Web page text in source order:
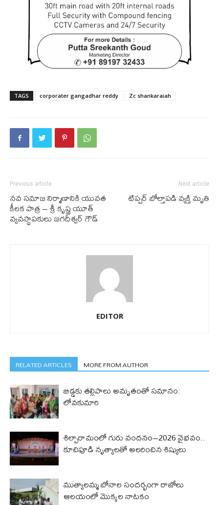
TAGS corporater gangadhar reddy Zc shankaraiah
Previous article
నవ సమాజ నిర్మాణానికి యువత
కీలక పాత్ర – శ్రీ కృష్ణ యూత్
వ్యవస్థాపకులు జగదీశ్వర్ గౌడ్
Next article
టిప్పర్ బోల్తాపడి వ్యక్తి మృతి
EDITOR
RELATED ARTICLES MORE FROM AUTHOR
బిడ్డ‌కు త‌ల్లిపాలు అమృతంతో స‌మానం:
లోవ‌కుమారి
శిల్పారామంలో గురు వందనం–2026 వైభవం..
కూచిపూడి నృత్యాలతో అలరించిన శిష్యులు
ముత్యాలమ్మ బోనాల సందర్భంగా రాజోలు
ఆలయంలో మొక్కల నాటకం